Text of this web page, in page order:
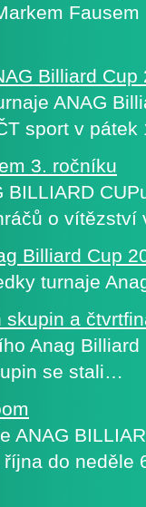
Billiard Cup
ANAG
sport v
3. ročníku
BILLIARD
o vítězství
Billiard Cup
turnaje
a
Anag
se stali…
ANAG
do neděle